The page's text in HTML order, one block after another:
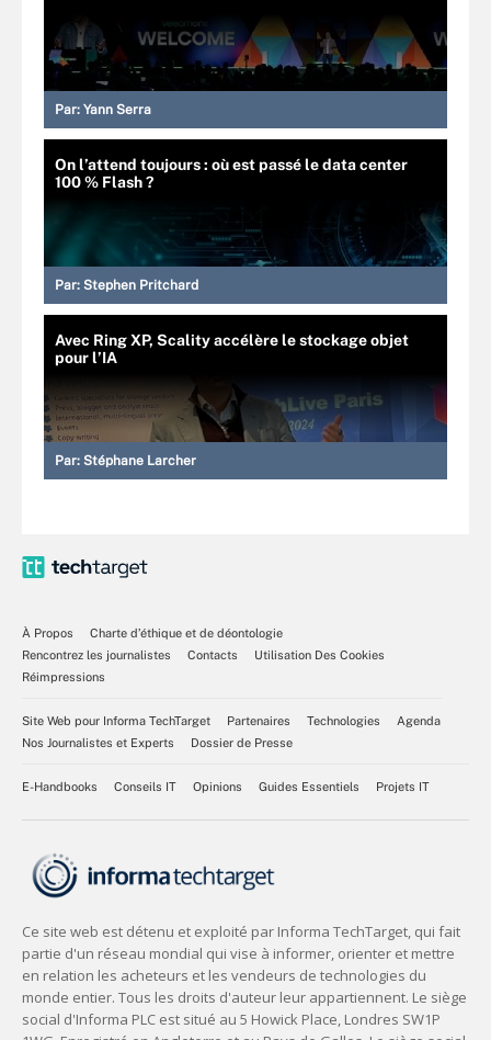
Par: Yann Serra
On l’attend toujours : où est passé le data center
100 % Flash ?
Par: Stephen Pritchard
Avec Ring XP, Scality accélère le stockage objet
pour l’IA
Par: Stéphane Larcher
À Propos
Charte d’éthique et de déontologie
Rencontrez les journalistes
Contacts
Utilisation Des Cookies
Réimpressions
Site Web pour Informa TechTarget Partenaires Technologies
Agenda
Nos Journalistes et Experts
Dossier de Presse
E-Handbooks Conseils IT Opinions Guides Essentiels Projets IT